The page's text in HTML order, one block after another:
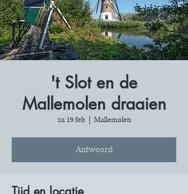
't Slot en de
Mallemolen draaien
za 19 feb
  |
Mallemolen
Antwoord